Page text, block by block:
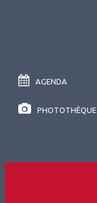
AGENDA
PHOTOTHÈQUE